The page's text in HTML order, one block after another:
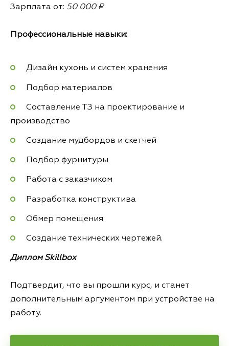
Зарплата от: 50 000 ₽
Профессиональные навыки:
Дизайн кухонь и систем хранения
Подбор материалов
Составление ТЗ на проектирование и
производство
Создание мудбордов и скетчей
Подбор фурнитуры
Работа с заказчиком
Разработка конструктива
Обмер помещения
Создание технических чертежей.
Диплом Skillbox
Подтвердит, что вы прошли курс, и станет
дополнительным аргументом при устройстве на
работу.